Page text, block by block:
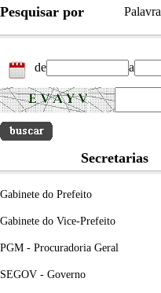
Pesquisar por Palavra
de a
Secretarias
Gabinete do Prefeito
Gabinete do Vice-Prefeito
PGM - Procuradoria Geral
SEGOV - Governo